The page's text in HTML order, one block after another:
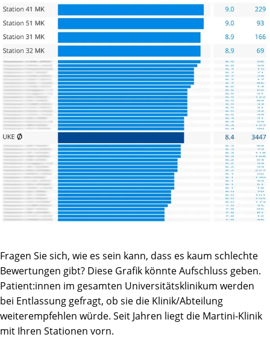
Fragen Sie sich, wie es sein kann, dass es kaum schlechte
Bewertungen gibt? Diese Grafik könnte Aufschluss geben.
Patient:innen im gesamten Universitätsklinikum werden
bei Entlassung gefragt, ob sie die Klinik/Abteilung
weiterempfehlen würde. Seit Jahren liegt die Martini-Klinik
mit Ihren Stationen vorn.